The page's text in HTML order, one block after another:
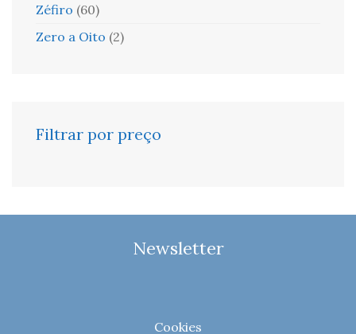
Zéfiro (60)
Zero a Oito (2)
Filtrar por preço
Newsletter
Cookies